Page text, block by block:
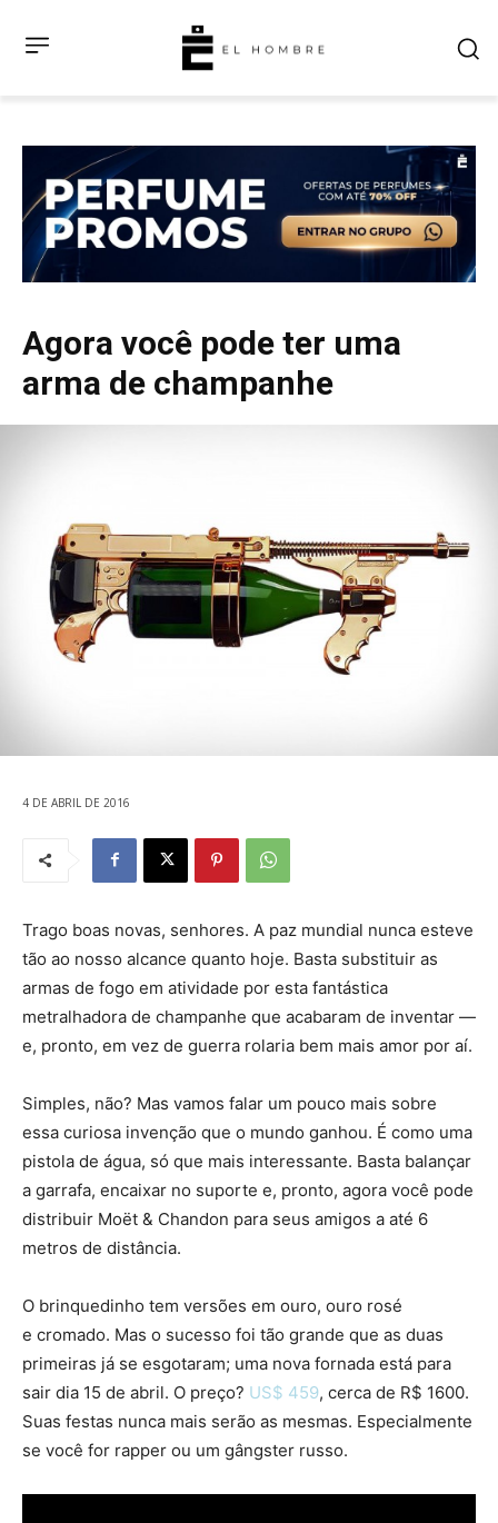
Agora você pode ter uma
arma de champanhe
4 DE ABRIL DE 2016
Trago boas novas, senhores. A paz mundial nunca esteve
tão ao nosso alcance quanto hoje. Basta substituir as
armas de fogo em atividade por esta fantástica
metralhadora de champanhe que acabaram de inventar —
e, pronto, em vez de guerra rolaria bem mais amor por aí.
Simples, não? Mas vamos falar um pouco mais sobre
essa curiosa invenção que o mundo ganhou. É como uma
pistola de água, só que mais interessante. Basta balançar
a garrafa, encaixar no suporte e, pronto, agora você pode
distribuir Moët & Chandon para seus amigos a até 6
metros de distância.
O brinquedinho tem versões em ouro, ouro rosé
e cromado. Mas o sucesso foi tão grande que as duas
primeiras já se esgotaram; uma nova fornada está para
sair dia 15 de abril. O preço? US$ 459, cerca de R$ 1600.
Suas festas nunca mais serão as mesmas. Especialmente
se você for rapper ou um gângster russo.